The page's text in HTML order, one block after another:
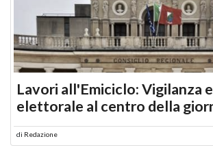
Lavori all'Emiciclo: Vigilanza
elettorale al centro della
di Redazione